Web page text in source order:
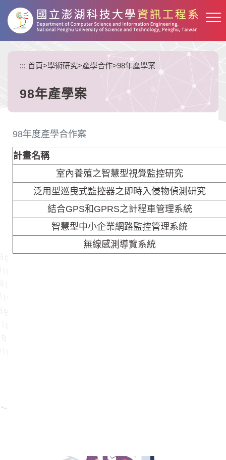
要
::: 首頁>學術研究>產學合作>98年產學案
98年產學案
98年度產學合作案
計畫名稱
室內養殖之智慧型視覺監控研究
泛用型巡曳式監控器之即時入侵物偵測研究
結合GPS和GPRS之計程車管理系統
智慧型中小企業網路監控管理系統
無線感測導覽系統